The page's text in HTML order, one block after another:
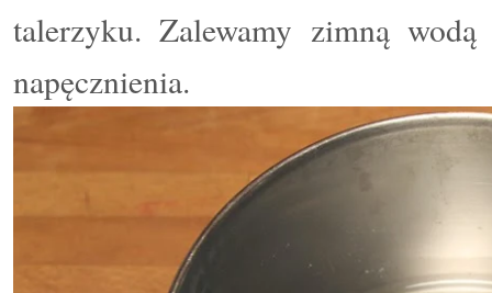
talerzyku. Zalewamy zimną
napęcznienia.